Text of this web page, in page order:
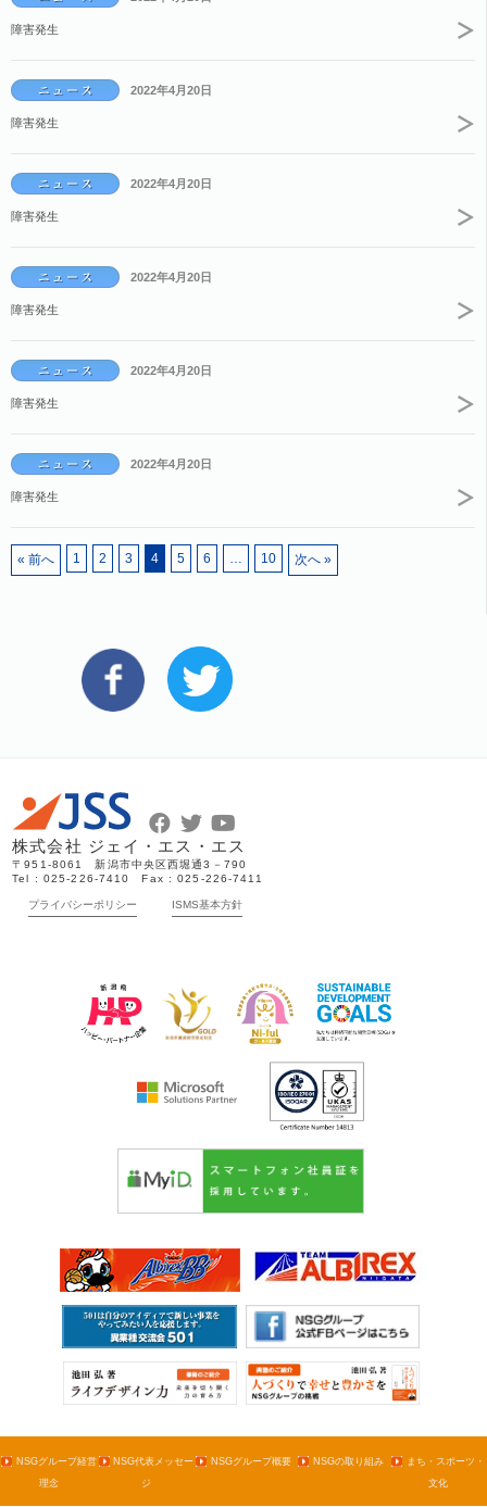
障害発生
2022年4月20日
障害発生
2022年4月20日
障害発生
2022年4月20日
障害発生
2022年4月20日
障害発生
2022年4月20日
障害発生
« 前へ 1 2 3 4 5 6 10 次へ »
株式会社 ジェイ・エス・エス
〒951-8061 新潟市中央区西堀通3－790
Tel : 025-226-7410 Fax : 025-226-7411
プライバシーポリシー ISMS基本方針
NSGグループ経営
理念
NSG代表メッセー
ジ
NSGグループ概要 NSGの取り組み
まち・スポーツ・
文化